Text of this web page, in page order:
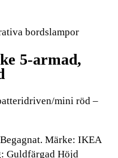
bordslampor
5-armad,
mini röd –
Märke: IKEA
Guldfärgad Höjd